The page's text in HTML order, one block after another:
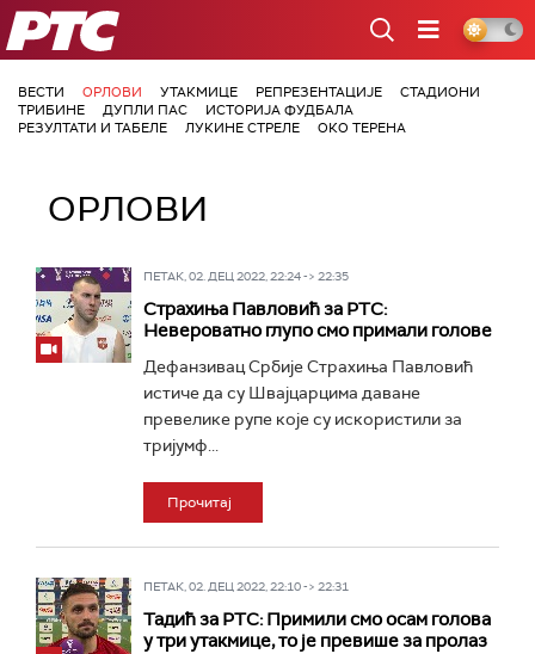
РТС
ВЕСТИ ОРЛОВИ УТАКМИЦЕ РЕПРЕЗЕНТАЦИЈЕ
СТАДИОНИ
ТРИБИНЕ
ДУПЛИ ПАС
ИСТОРИЈА ФУДБАЛА
РЕЗУЛТАТИ И ТАБЕЛЕ
ЛУКИНЕ СТРЕЛЕ ОКО ТЕРЕНА
ОРЛОВИ
ПЕТАК, 02. ДЕЦ 2022, 22:24 -> 22:35
Страхиња Павловић за РТС:
Невероватно глупо смо примали голове
Дефанзивац Србије Страхиња Павловић
истиче да су Швајцарцима даване
превелике рупе које су искористили за
тријумф...
Прочитај
ПЕТАК, 02. ДЕЦ 2022, 22:10 -> 22:31
Тадић за РТС: Примили смо осам голова
у три утакмице, то је превише за пролаз